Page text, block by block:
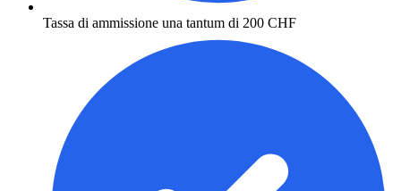
Tassa di ammissione una tantum di 200 CHF